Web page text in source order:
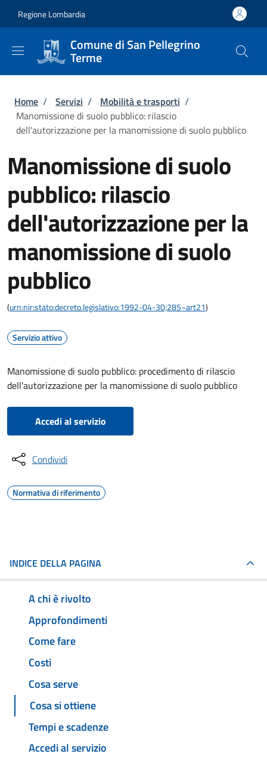
Regione Lombardia
Comune di San Pellegrino
Terme
Briciole di pane
Home / Servizi / Mobilità e trasporti /
Manomissione di suolo pubblico: rilascio
dell'autorizzazione per la manomissione di suolo pubblico
Manomissione di suolo
pubblico: rilascio
dell'autorizzazione per la
manomissione di suolo
pubblico
(urn:nir:stato:decreto.legislativo:1992-04-30;285~art21)
Servizio attivo
Manomissione di suolo pubblico: procedimento di rilascio
dell'autorizzazione per la manomissione di suolo pubblico
Accedi al servizio
Condividi
Normativa di riferimento
INDICE DELLA PAGINA
A chi è rivolto
Approfondimenti
Come fare
Costi
Cosa serve
Cosa si ottiene
Tempi e scadenze
Accedi al servizio